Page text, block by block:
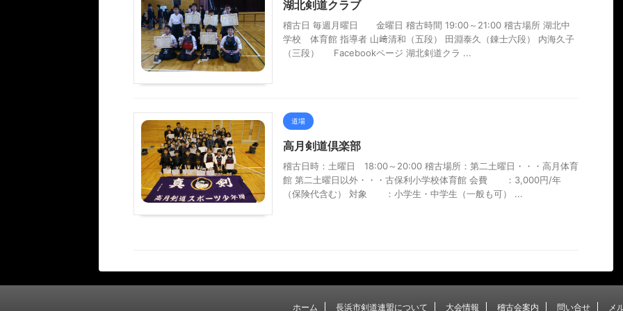
湖北剣道クラブ
稽古日 毎週月曜日 金曜日 稽古時間 19:00～21:00 稽古場所 湖北中
学校 体育館 指導者 山﨑清和（五段） 田淵泰久（錬士六段） 内海久子
（三段） Facebookページ 湖北剣道クラ ...
道場
高月剣道倶楽部
稽古日時：土曜日 18:00～20:00 稽古場所：第二土曜日・・・高月体育
館 第二土曜日以外・・・古保利小学校体育館 会費 ：3,000円/年
（保険代含む） 対象 ：小学生・中学生（一般も可） ...
ホーム 長浜市剣道連盟について 大会情報 稽古会案内 問い合せ メ